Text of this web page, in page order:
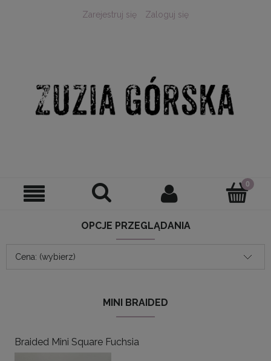
Zarejestruj się Zaloguj się
OPCJE PRZEGLĄDANIA
Cena: (wybierz)
MINI BRAIDED
Braided Mini Square Fuchsia